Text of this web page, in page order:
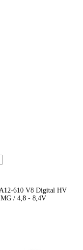
610 V8 Digital HV
MG / 4,8 - 8,4V